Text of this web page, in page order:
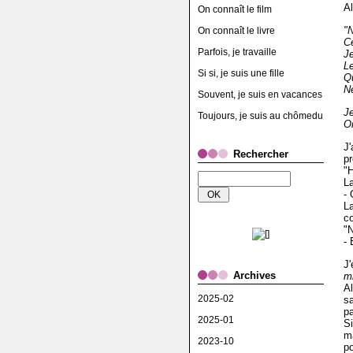
On connaît le film
On connaît le livre
Parfois, je travaille
Si si, je suis une fille
Souvent, je suis en vacances
Toujours, je suis au chômedu
Rechercher
Archives
2025-02
2025-01
2023-10
-
-